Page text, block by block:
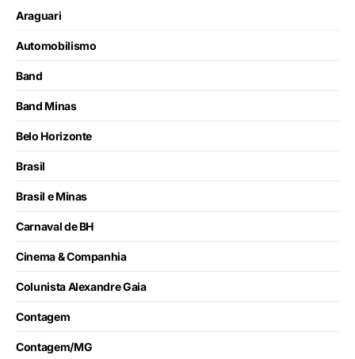
Araguari
Automobilismo
Band
Band Minas
Belo Horizonte
Brasil
Brasil e Minas
Carnaval de BH
Cinema & Companhia
Colunista Alexandre Gaia
Contagem
Contagem/MG